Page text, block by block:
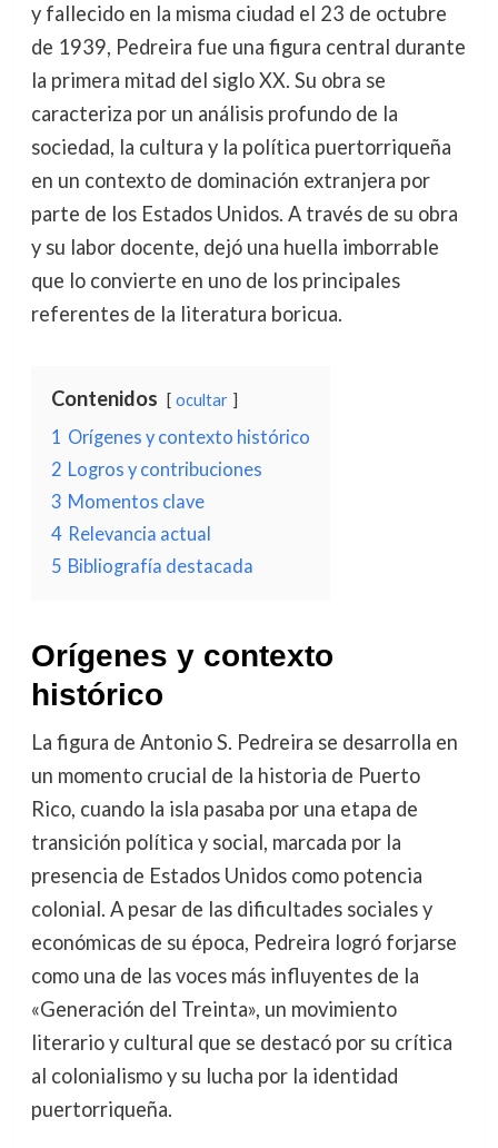
y fallecido en la misma ciudad el 23 de octubre
de 1939, Pedreira fue una figura central durante
la primera mitad del siglo XX. Su obra se
caracteriza por un análisis profundo de la
sociedad, la cultura y la política puertorriqueña
en un contexto de dominación extranjera por
parte de los Estados Unidos. A través de su obra
y su labor docente, dejó una huella imborrable
que lo convierte en uno de los principales
referentes de la literatura boricua.
Contenidos ocultar
1 Orígenes y contexto histórico
2 Logros y contribuciones
3 Momentos clave
4 Relevancia actual
5 Bibliografía destacada
Orígenes y contexto
histórico
La figura de Antonio S. Pedreira se desarrolla en
un momento crucial de la historia de Puerto
Rico, cuando la isla pasaba por una etapa de
transición política y social, marcada por la
presencia de Estados Unidos como potencia
colonial. A pesar de las dificultades sociales y
económicas de su época, Pedreira logró forjarse
como una de las voces más influyentes de la
«Generación del Treinta», un movimiento
literario y cultural que se destacó por su crítica
al colonialismo y su lucha por la identidad
puertorriqueña.